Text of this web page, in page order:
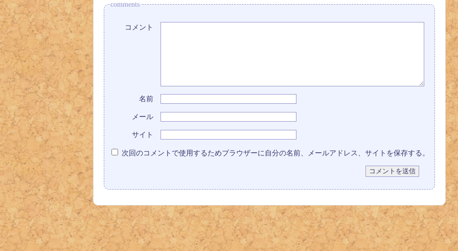
comments
コメント
名前
メール
サイト
次回のコメントで使用するためブラウザーに自分の名前、メールアドレス、サイトを保存する。